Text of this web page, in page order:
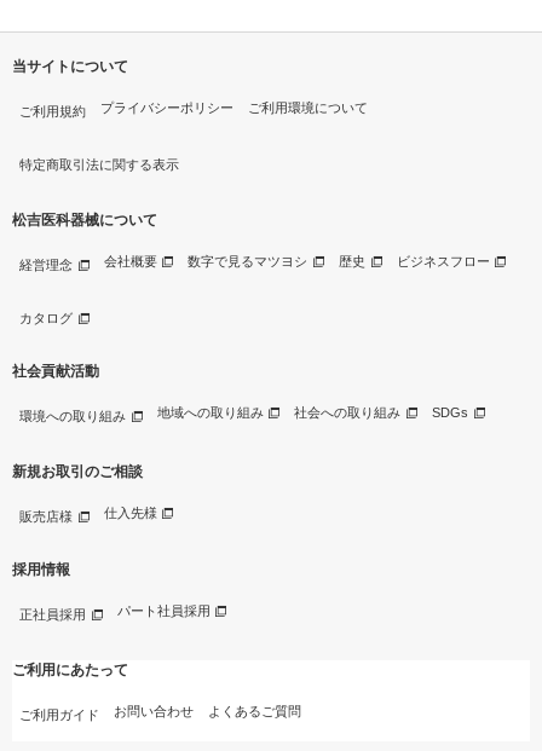
当サイトについて
ご利用規約 プライバシーポリシー ご利用環境について
特定商取引法に関する表示
松吉医科器械について
経営理念 会社概要 数字で見るマツヨシ 歴史 ビジネスフロー
カタログ
社会貢献活動
環境への取り組み 地域への取り組み 社会への取り組み SDGs
新規お取引のご相談
販売店様 仕入先様
採用情報
正社員採用 パート社員採用
ご利用にあたって
ご利用ガイド お問い合わせ よくあるご質問